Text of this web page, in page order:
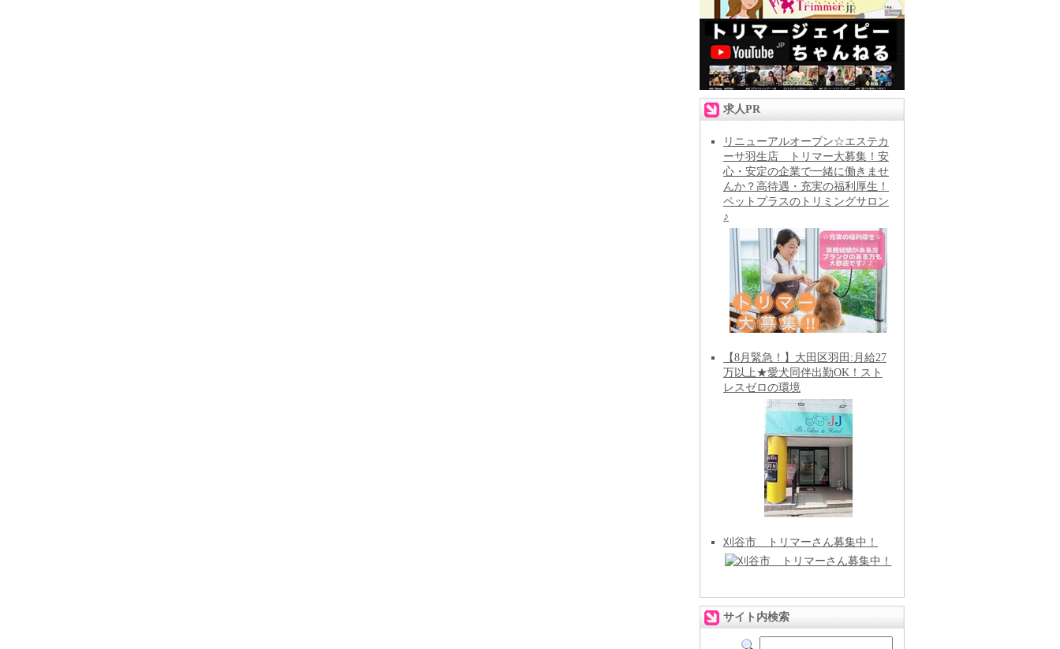
求人PR
リニューアルオープン☆エステカ
ーサ羽生店 トリマー大募集！安
心・安定の企業で一緒に働きませ
んか？高待遇・充実の福利厚生！
ペットプラスのトリミングサロン
♪
【8月緊急！】大田区羽田:月給27
万以上★愛犬同伴出勤OK！スト
レスゼロの環境
刈谷市 トリマーさん募集中！
サイト内検索